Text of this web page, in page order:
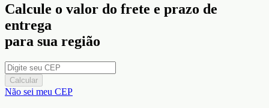
Calcule o valor do frete e prazo de
entrega
para sua região
Calcular
Não sei meu CEP